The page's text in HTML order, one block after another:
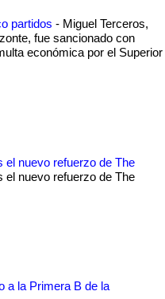
partidos - Miguel Terceros,
fue sancionado con
económica por el Superior
el nuevo refuerzo de The
el nuevo refuerzo de The
a la Primera B de la